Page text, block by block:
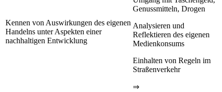
Kennen von Auswirkungen des eigenen
Handelns unter Aspekten einer
nachhaltigen Entwicklung
Genussmitteln, Drogen
Analysieren und
Reflektieren des eigenen
Medienkonsums
Einhalten von Regeln im
Straßenverkehr
⇒